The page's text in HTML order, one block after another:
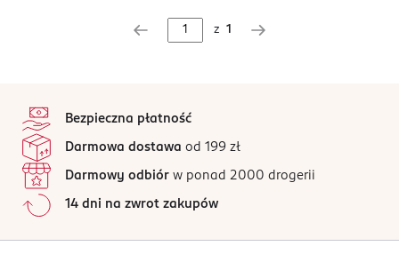
z 1
Bezpieczna płatność
Darmowa dostawa od 199 zł
Darmowy odbiór w ponad 2000 drogerii
14 dni na zwrot zakupów